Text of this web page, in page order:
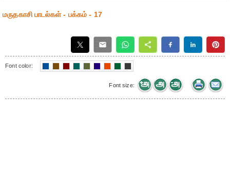
மருதகாசி பாடல்கள் - பக்கம் - 17
Font color:
Font size: